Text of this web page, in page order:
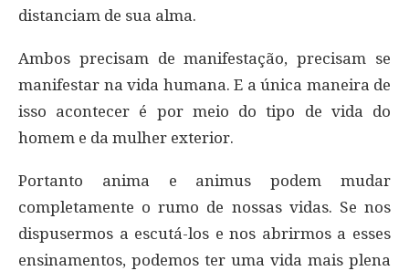
distanciam de sua alma.
Ambos precisam de manifestação, precisam se
manifestar na vida humana. E a única maneira de
isso acontecer é por meio do tipo de vida do
homem e da mulher exterior.
Portanto anima e animus podem mudar
completamente o rumo de nossas vidas. Se nos
dispusermos a escutá-los e nos abrirmos a esses
ensinamentos, podemos ter uma vida mais plena